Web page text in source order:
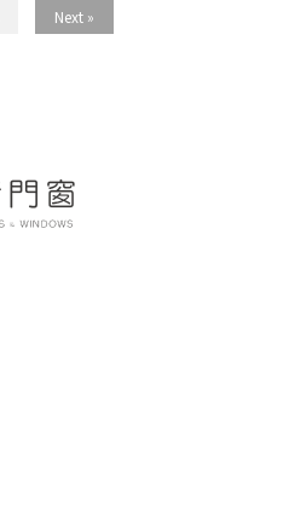
Next »